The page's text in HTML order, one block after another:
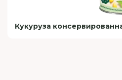
Кукуруза